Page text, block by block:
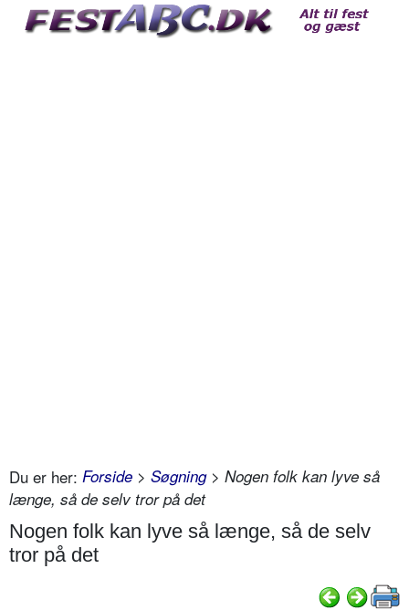
Du er her: Forside > Søgning> Nogen folk kan lyve så
længe, så de selv tror på det
Nogen folk kan lyve så længe, så de selv
tror på det